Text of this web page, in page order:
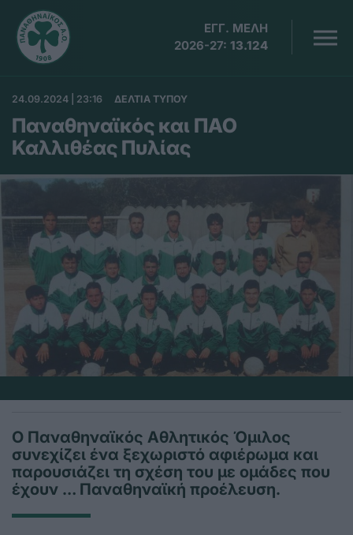
ΕΓΓ. ΜΕΛΗ
2026-27: 13.124
24.09.2024 | 23:16 ΔΕΛΤΙΑ ΤΥΠΟΥ
Παναθηναϊκός και ΠΑΟ
Καλλιθέας Πυλίας
Ο Παναθηναϊκός Αθλητικός Όμιλος
συνεχίζει ένα ξεχωριστό αφιέρωμα και
παρουσιάζει τη σχέση του με ομάδες που
έχουν … Παναθηναϊκή προέλευση.